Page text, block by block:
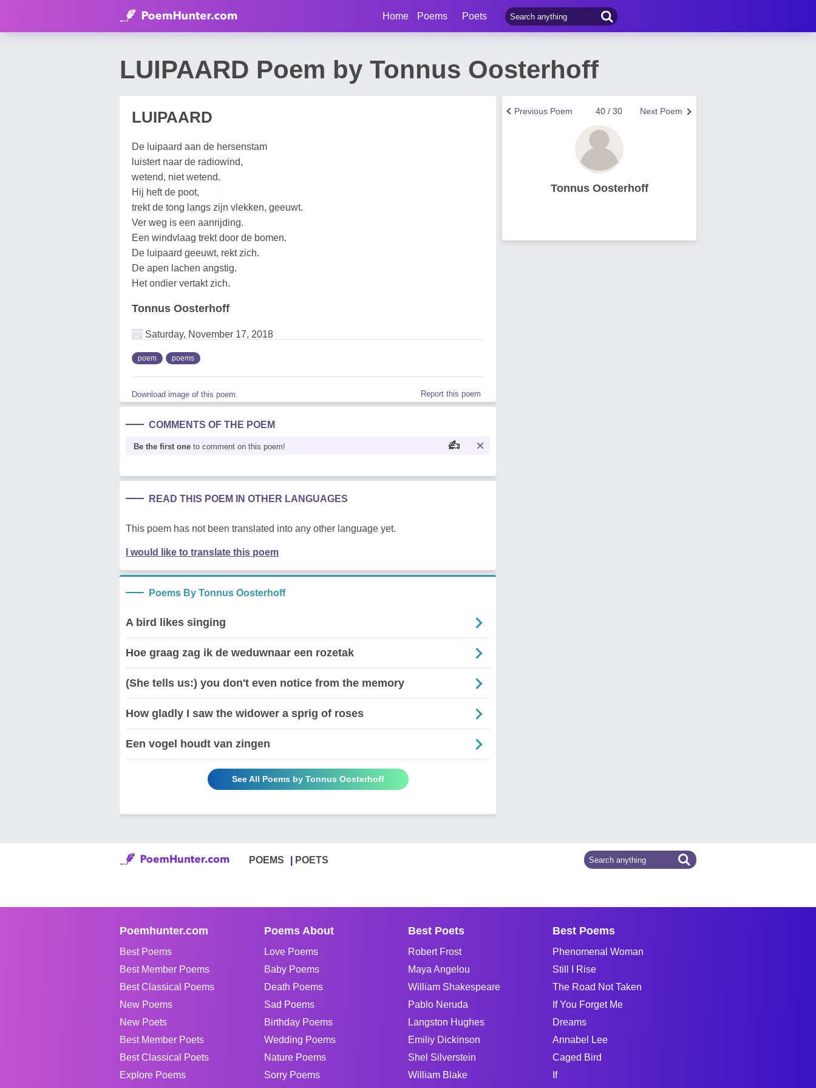
Home Poems Poets
LUIPAARD Poem by Tonnus Oosterhoff
LUIPAARD
De luipaard aan de hersenstam
luistert naar de radiowind,
wetend, niet wetend.
Hij heft de poot,
trekt de tong langs zijn vlekken, geeuwt.
Ver weg is een aanrijding.
Een windvlaag trekt door de bomen.
De luipaard geeuwt, rekt zich.
De apen lachen angstig.
Het ondier vertakt zich.
Tonnus Oosterhoff
Saturday, November 17, 2018
poem poems
Download image of this poem. Report this poem
COMMENTS OF THE POEM
Be the first one to comment on this poem!
READ THIS POEM IN OTHER LANGUAGES
This poem has not been translated into any other language yet.
I would like to translate this poem
Poems By Tonnus Oosterhoff
A bird likes singing
Hoe graag zag ik de weduwnaar een rozetak
(She tells us:) you don't even notice from the memory
How gladly I saw the widower a sprig of roses
Een vogel houdt van zingen
See All Poems by Tonnus Oosterhoff
Next Poem
40 / 30
Previous Poem
Tonnus Oosterhoff
POEMS POETS
Poemhunter.com
Best Poems
Best Member Poems
Best Classical Poems
New Poems
New Poets
Best Member Poets
Best Classical Poets
Explore Poems
Poems About
Love Poems
Baby Poems
Death Poems
Sad Poems
Birthday Poems
Wedding Poems
Nature Poems
Sorry Poems
Best Poets
Robert Frost
Maya Angelou
William Shakespeare
Pablo Neruda
Langston Hughes
Emiliy Dickinson
Shel Silverstein
William Blake
Best Poems
Phenomenal Woman
Still I Rise
The Road Not Taken
If You Forget Me
Dreams
Annabel Lee
Caged Bird
If